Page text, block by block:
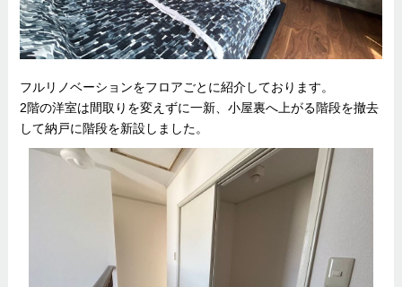
フルリノベーションをフロアごとに紹介しております。
2階の洋室は間取りを変えずに一新、小屋裏へ上がる階段を撤去
して納戸に階段を新設しました。